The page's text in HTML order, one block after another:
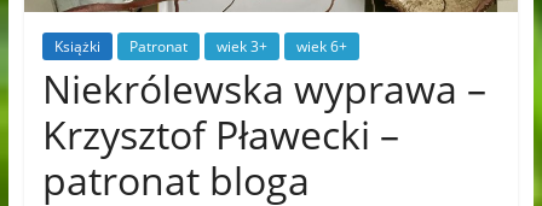
Książki Patronat wiek 3+ wiek 6+
Niekrólewska wyprawa –
Krzysztof Pławecki –
patronat bloga